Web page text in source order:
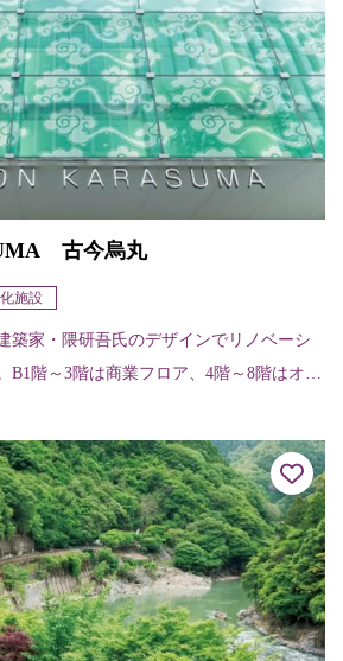
古今烏丸
施設
築家・隈研吾氏のデザインでリノベーシ
B1階～3階は商業フロア、4階～8階はオフ